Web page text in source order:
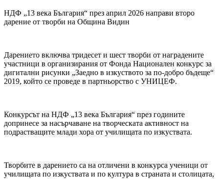
НДФ „13 века България“ през април 2026 направи второ
дарение от творби на Община Видин
Дарението включва тридесет и шест творби от наградените
участници в организирания от Фонда Национален конкурс за
дигитални рисунки „Заедно в изкуството за по-добро бъдеще“
2019, който се проведе в партньорство с УНИЦЕФ.
Конкурсът на НДФ „13 века България“ през годините
допринесе за насърчаване на творческата активност на
подрастващите млади хора от училищата по изкуствата.
Творбите в дарението са на отличени в конкурса ученици от
училищата по изкуствата и по култура в страната и столицата,